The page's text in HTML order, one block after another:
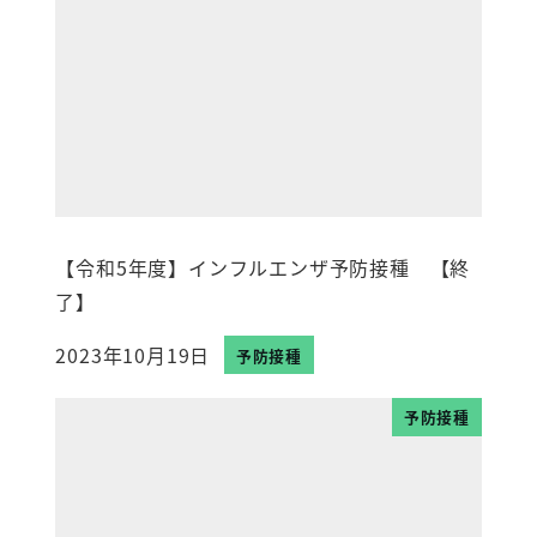
【令和5年度】インフルエンザ予防接種 【終
了】
投稿日
2023年10月19日 予防接種
予防接種